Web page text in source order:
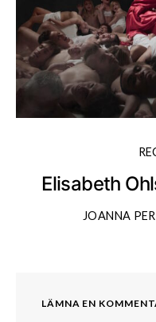
Elisabeth
JOANNA
LÄMNA EN